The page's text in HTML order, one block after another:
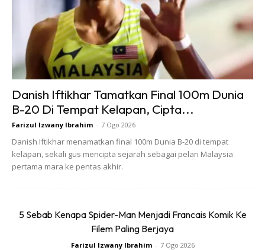
Ads
5. Lihat keperluan orang tua
Alang-alang balik kampungkan.. perhatikanlah bekalan
tengok lampu mereka, kipas mereka. Kalau rosak dan
kotor, ambil peluang untuk baiki dan bersihkan. Tak salah
berbakti kepada ibu bapa biarpun anda menjawat
Danish Iftikhar Tamatkan Final 100m Dunia
B-20 Di Tempat Kelapan, Cipta...
Farizul Izwany Ibrahim - 7 Ogo 2026
Danish Iftikhar menamatkan final 100m Dunia B-20 di tempat
kelapan, sekali gus mencipta sejarah sebagai pelari Malaysia
pertama mara ke pentas akhir.
5 Sebab Kenapa Spider-Man Menjadi Francais Komik Ke
Filem Paling Berjaya
Farizul Izwany Ibrahim - 7 Ogo 2026